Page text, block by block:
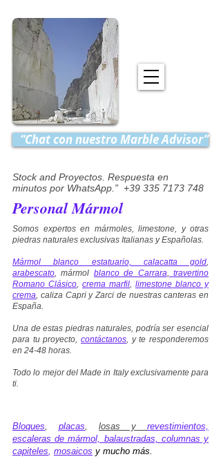
Personal Mármol
Somos expertos en mármoles, limestone, y otras
piedras naturales exclusivas Italianas y Españolas.
Mármol blanco estatuario, calacatta gold,
arabescato, mármol blanco de Carrara, travertino
Romano Clásico, crema marfil, limestone blanco y
crema, caliza Capri y Zarci de nuestras canteras en
España.
Una de estas piedras naturales, podría ser esencial
para tu proyecto, contáctanos, y te responderemos
en 24-48 horas.
Todo lo mejor del Made in Italy exclusivamente para
ti.
“Chat con nuestro Marble Advisor”
Stock and Proyectos. Respuesta en
minutos por WhatsApp.” +39 335 7173 748
Bloques, placas, losas y revestimientos,
escaleras de mármol, balaustradas, columnas y
capiteles, mosaicos y mucho más.